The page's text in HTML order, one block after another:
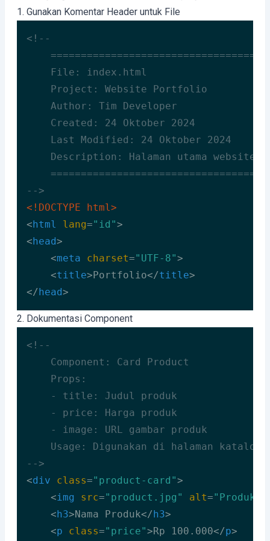
1. Gunakan Komentar Header untuk File
<!--
    File: index.html
    Project: Website Portfolio
    Author: Tim Developer
    Created: 24 Oktober 2024
    Last Modified: 24 Oktober 2024
Description: Halaman utama website
-->
<!DOCTYPE html>
<html lang="id">
<head>
<meta charset="UTF-8">
<title>Portfolio</title>
</head>
Code language: HTML, XML
2. Dokumentasi Component
<!--
    Component: Card Product
    Props:
    - title: Judul produk
    - price: Harga produk
    - image: URL gambar produk
Usage: Digunakan di halaman katalog
-->
<div class="product-card">
<img src="product.jpg" alt="Produk"
<h3>Nama Produk</h3>
<p class="price">Rp 100.000</p>